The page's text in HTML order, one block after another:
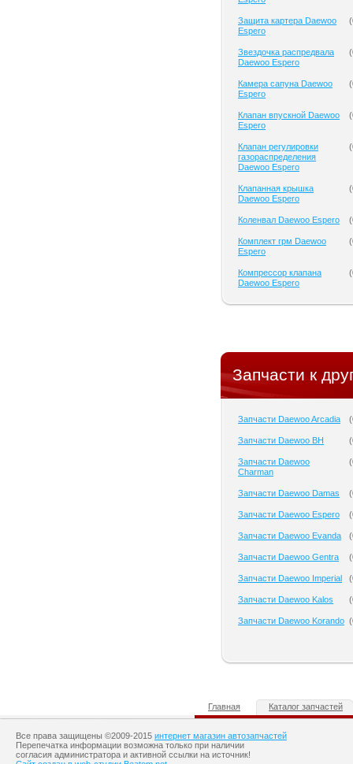
Защита картера Daewoo
Espero
(
Звездочка распредвала
Daewoo Espero
(
Камера сапуна Daewoo
Espero
(
Клапан впускной Daewoo
Espero
(
Клапан регулировки
газораспределения
Daewoo Espero
(
Клапанная крышка
Daewoo Espero
(
Коленвал Daewoo Espero (
Комплект грм Daewoo
Espero
(
Компрессор клапана
Daewoo Espero
(
Запчасти к
Запчасти Daewoo Arcadia (
Запчасти Daewoo BH (
Запчасти Daewoo
Charman
(
Запчасти Daewoo Damas (
Запчасти Daewoo Espero (
Запчасти Daewoo Evanda (
Запчасти Daewoo Gentra (
Запчасти Daewoo Imperial (
Запчасти Daewoo Kalos (
Запчасти Daewoo Korando (
Главная Каталог запчастей
Все права защищены ©2009-2015 интернет магазин автозапчастей
Перепечатка информации возможна только при наличии
согласия администратора и активной ссылки на источник!